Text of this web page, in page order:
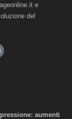
e
del
aumenti